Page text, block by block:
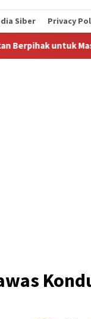
Siber Privacy
Lermantang